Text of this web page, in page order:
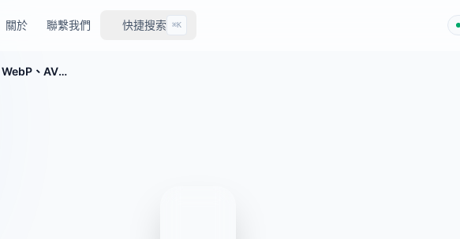
關於 聯繫我們 快捷搜索 ⌘K
免費圖片格式轉換工具——HEIC、WebP、AVIF、JPG、PNG、SVG互轉